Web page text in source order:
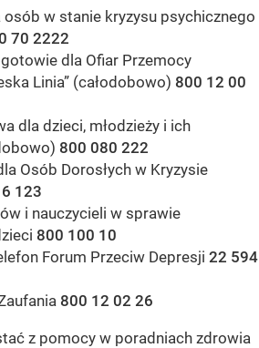
w stanie kryzysu psychicznego
70 2222
dla Ofiar Przemocy
Linia” (całodobowo) 800 12 00
dla dzieci, młodzieży i ich
800 080 222
Osób Dorosłych w Kryzysie
123
i nauczycieli w sprawie
800 100 10
Forum Przeciw Depresji 22 594
800 12 02 26
z pomocy w poradniach zdrowia